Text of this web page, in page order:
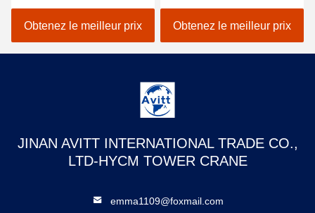
Conception pour la Corée
du Sud
Obtenez le meilleur prix
tonnes Capacité de
charge Hauteur du mât
25,5 m
Obtenez le meilleur prix
JINAN AVITT INTERNATIONAL TRADE CO.,
LTD-HYCM TOWER CRANE
emma1109@foxmail.com